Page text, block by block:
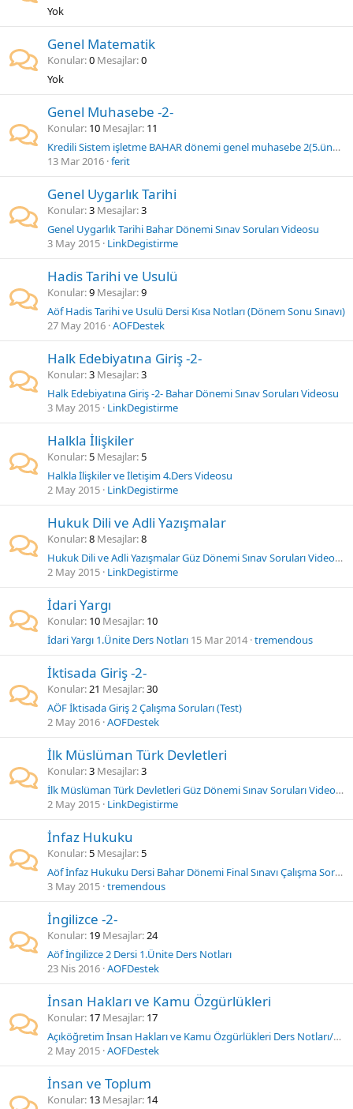
Yok
Genel Matematik
Konular 0 Mesajlar 0
Yok
Genel Muhasebe -2-
Konular 10 Mesajlar 11
Kredili Sistem işletme BAHAR dönemi genel muhasebe 2(5.ünüte) Bahar Dönemi ders özetleri
13 Mar 2016 ferit
Genel Uygarlık Tarihi
Konular 3 Mesajlar 3
Genel Uygarlık Tarihi Bahar Dönemi Sınav Soruları Videosu
3 May 2015 LinkDegistirme
Hadis Tarihi ve Usulü
Konular 9 Mesajlar 9
Aöf Hadis Tarihi ve Usulü Dersi Kısa Notları (Dönem Sonu Sınavı)
27 May 2016 AOFDestek
Halk Edebiyatına Giriş -2-
Konular 3 Mesajlar 3
Halk Edebiyatına Giriş -2- Bahar Dönemi Sınav Soruları Videosu
3 May 2015 LinkDegistirme
Halkla İlişkiler
Konular 5 Mesajlar 5
Halkla İlişkiler ve İletişim 4.Ders Videosu
2 May 2015 LinkDegistirme
Hukuk Dili ve Adli Yazışmalar
Konular 8 Mesajlar 8
Hukuk Dili ve Adli Yazışmalar Güz Dönemi Sınav Soruları Videosu
2 May 2015 LinkDegistirme
İdari Yargı
Konular 10 Mesajlar 10
İdari Yargı 1.Ünite Ders Notları 15 Mar 2014 tremendous
İktisada Giriş -2-
Konular 21 Mesajlar 30
AÖF İktisada Giriş 2 Çalışma Soruları (Test)
2 May 2016 AOFDestek
İlk Müslüman Türk Devletleri
Konular 3 Mesajlar 3
İlk Müslüman Türk Devletleri Güz Dönemi Sınav Soruları Videosu
2 May 2015 LinkDegistirme
İnfaz Hukuku
Konular 5 Mesajlar 5
Aöf İnfaz Hukuku Dersi Bahar Dönemi Final Sınavı Çalışma Soruları
3 May 2015 tremendous
İngilizce -2-
Konular 19 Mesajlar 24
Aöf İngilizce 2 Dersi 1.Ünite Ders Notları
23 Nis 2016 AOFDestek
İnsan Hakları ve Kamu Özgürlükleri
Konular 17 Mesajlar 17
Açıköğretim İnsan Hakları ve Kamu Özgürlükleri Ders Notları/Ders Kitabı 8.Ünite
2 May 2015 AOFDestek
İnsan ve Toplum
Konular 13 Mesajlar 14